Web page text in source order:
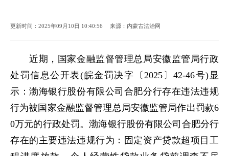
更新时间：2025年09月10日 10:40:56 来源：内蒙古法治网
近期，国家金融监督管理总局安徽监管局行政
处罚信息公开表(皖金罚决字〔2025〕42-46号)显
示：渤海银行股份有限公司合肥分行存在违法违规
行为被国家金融监督管理总局安徽监管局作出罚款6
0万元的行政处罚。渤海银行股份有限公司合肥分行
存在的主要违法违规行为：固定资产贷款超项目工